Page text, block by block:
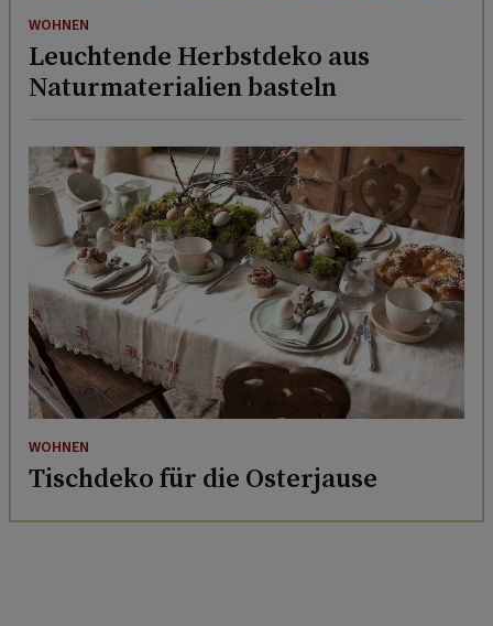
WOHNEN
Leuchtende Herbstdeko aus
Naturmaterialien basteln
WOHNEN
Tischdeko für die Osterjause